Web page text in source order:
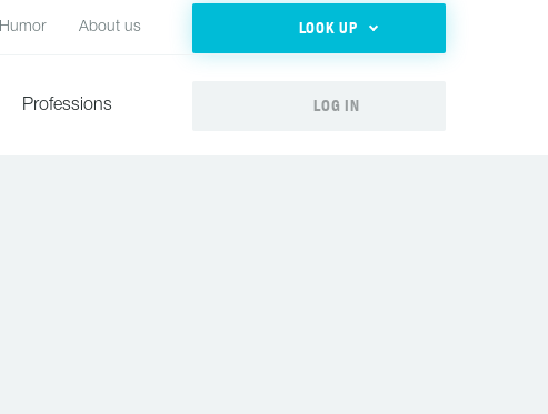
Humor About us LOOK UP
Professions LOG IN